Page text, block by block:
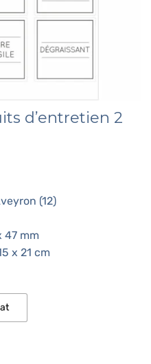
d’entretien 2
(12)
47 mm
x 21 cm
d'entretien 2